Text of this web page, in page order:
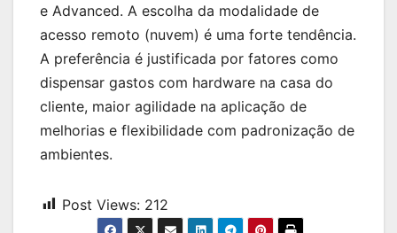
e Advanced. A escolha da modalidade de
acesso remoto (nuvem) é uma forte tendência.
A preferência é justificada por fatores como
dispensar gastos com hardware na casa do
cliente, maior agilidade na aplicação de
melhorias e flexibilidade com padronização de
ambientes.
Post Views: 212